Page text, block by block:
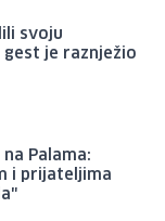
svoju
gest je raznježio
Palama:
i prijateljima